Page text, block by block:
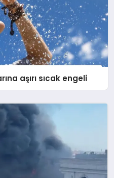
aşırı sıcak engeli